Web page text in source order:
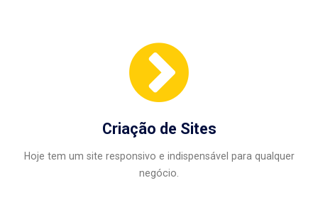
Criação de Sites
Hoje tem um site responsivo e indispensável para qualquer
negócio.